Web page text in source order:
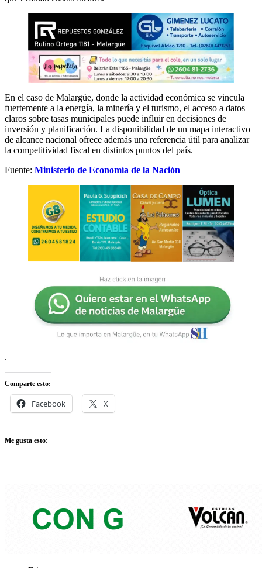
En el caso de Malargüe, donde la actividad económica se vincula
fuertemente a la energía, la minería y el turismo, el acceso a datos
claros sobre tasas municipales puede influir en decisiones de
inversión y planificación. La disponibilidad de un mapa interactivo
de alcance nacional ofrece además una referencia útil para analizar
la competitividad fiscal en distintos puntos del país.
Fuente: Ministerio de Economía de la Nación
.
Comparte esto:
Facebook X
Me gusta esto: